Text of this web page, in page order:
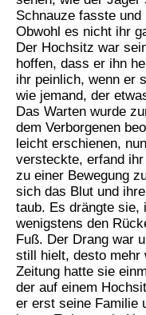
Schnauze fasste
Obwohl es nicht ihr
Der Hochsitz war
hoffen, dass er ihn
ihr peinlich, wenn er
wie jemand, der
Das Warten wurde
dem Verborgenen
leicht erschienen,
versteckte, erfand
zu einer Bewegung
sich das Blut und
taub. Es drängte sie,
wenigstens den
Fuß. Der Drang war
still hielt, desto mehr
Zeitung hatte sie
der auf einem
er erst seine Familie